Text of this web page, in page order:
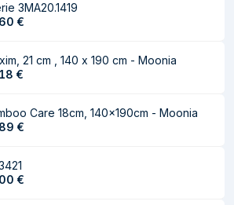
3MA20.1419
€
21 cm , 140 x 190 cm - Moonia
€
Care 18cm, 140x190cm - Moonia
€
€